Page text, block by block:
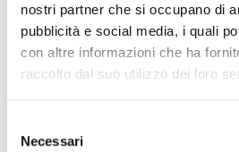
nostri partner che si occupano di
pubblicità e social media, i quali
con altre informazioni che ha
raccolto dal suo utilizzo dei loro
delNecessari
Largo Nicolò Rezzara 3
24122 Bergamo
Tel. +39 035 5295470
P.Iva 04285290161
Urgenze Cliniche
Biorivitalizzazione